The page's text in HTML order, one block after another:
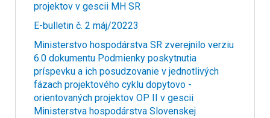
projektov v gescii MH SR
E-bulletin č. 2 máj/20223
Ministerstvo hospodárstva SR zverejnilo verziu
6.0 dokumentu Podmienky poskytnutia
príspevku a ich posudzovanie v jednotlivých
fázach projektového cyklu dopytovo -
orientovaných projektov OP II v gescii
Ministerstva hospodárstva Slovenskej